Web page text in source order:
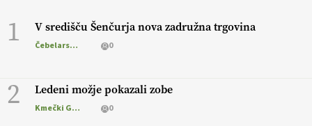
1 V središču Šenčurja nova zadružna trgovina
Čebelarstvo 0
2 Ledeni možje pokazali zobe
Kmečki Glas 0